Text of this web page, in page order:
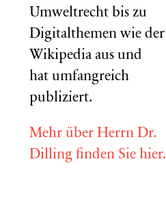
Umweltrecht bis zu
Digitalthemen wie der
Wikipedia aus und
hat umfangreich
publiziert.
Mehr über Herrn Dr.
Dilling finden Sie hier.